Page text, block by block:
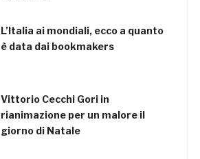
L’Italia ai mondiali, ecco a quanto
è data dai bookmakers
Vittorio Cecchi Gori in
rianimazione per un malore il
giorno di Natale